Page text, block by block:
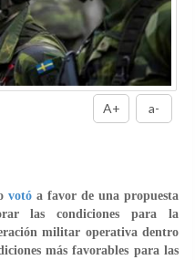
A+ a-
votóa favor de una propuesta
las condiciones para la
militar operativa dentro
más favorables para las